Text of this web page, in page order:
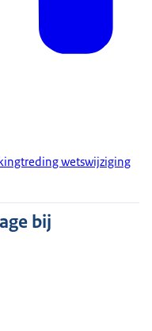
wetswijziging
bij